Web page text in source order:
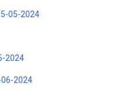
05-2024
2024
2024